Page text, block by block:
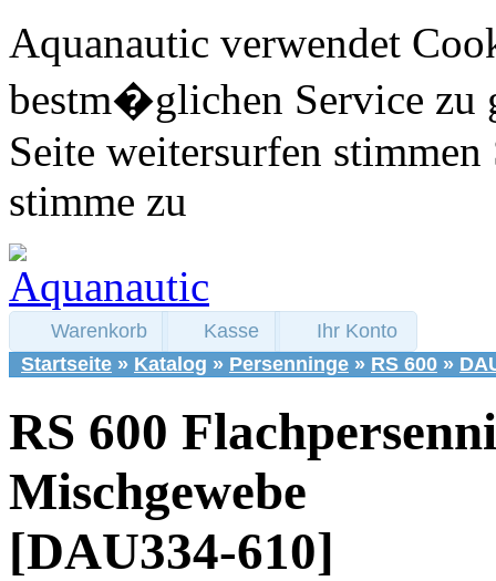
Aquanautic verwendet
bestm�glichen Service zu
Seite weitersurfen stimmen
stimme zu
Warenkorb Kasse
Ihr Konto
Startseite » Katalog » Persenninge » RS 600 »
RS 600
Mischgewebe
[DAU334-610]